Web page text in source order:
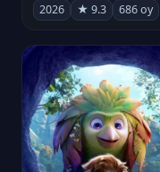
2026 ★ 9.3 686 oy